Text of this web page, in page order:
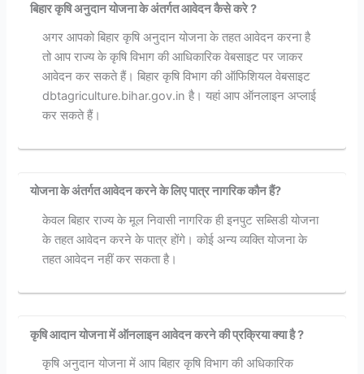
बिहार कृषि अनुदान योजना के अंतर्गत आवेदन कैसे करे ?
अगर आपको बिहार कृषि अनुदान योजना के तहत आवेदन करना है
तो आप राज्य के कृषि विभाग की आधिकारिक वेबसाइट पर जाकर
आवेदन कर सकते हैं। बिहार कृषि विभाग की ऑफिशियल वेबसाइट
dbtagriculture.bihar.gov.in है। यहां आप ऑनलाइन अप्लाई
कर सकते हैं।
योजना के अंतर्गत आवेदन करने के लिए पात्र नागरिक कौन हैं?
केवल बिहार राज्य के मूल निवासी नागरिक ही इनपुट सब्सिडी योजना
के तहत आवेदन करने के पात्र होंगे। कोई अन्य व्यक्ति योजना के
तहत आवेदन नहीं कर सकता है।
कृषि आदान योजना में ऑनलाइन आवेदन करने की प्रक्रिया क्या है ?
कृषि अनुदान योजना में आप बिहार कृषि विभाग की अधिकारिक